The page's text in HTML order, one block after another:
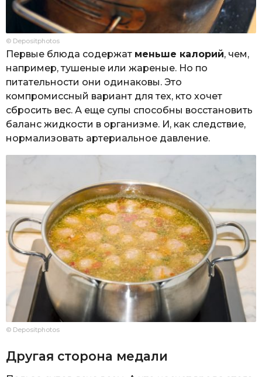
© Depositphotos
Первые блюда содержат меньше калорий, чем,
например, тушеные или жареные. Но по
питательности они одинаковы. Это
компромиссный вариант для тех, кто хочет
сбросить вес. А еще супы способны восстановить
баланс жидкости в организме. И, как следствие,
нормализовать артериальное давление.
© Depositphotos
Другая сторона медали